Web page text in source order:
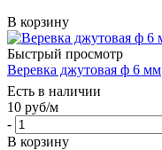
В корзину
Быстрый просмотр
Веревка джутовая ф 6 мм
Есть в наличии
10 руб/м
-
В корзину